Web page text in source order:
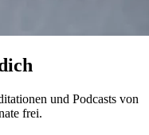
und Podcasts von
frei.